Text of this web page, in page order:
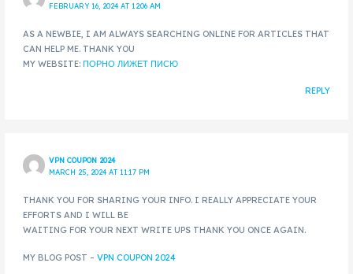
FEBRUARY 16, 2024 AT 12:06 AM
AS A NEWBIE, I AM ALWAYS SEARCHING ONLINE FOR ARTICLES THAT
CAN HELP ME. THANK YOU
MY WEBSITE:ПОРНО ЛИЖЕТ ПИСЮ
REPLY
VPN COUPON 2024
MARCH 25, 2024 AT 11:17 PM
THANK YOU FOR SHARING YOUR INFO. I REALLY APPRECIATE YOUR
EFFORTS AND I WILL BE
WAITING FOR YOUR NEXT WRITE UPS THANK YOU ONCE AGAIN.
MY BLOG POST –VPN COUPON 2024